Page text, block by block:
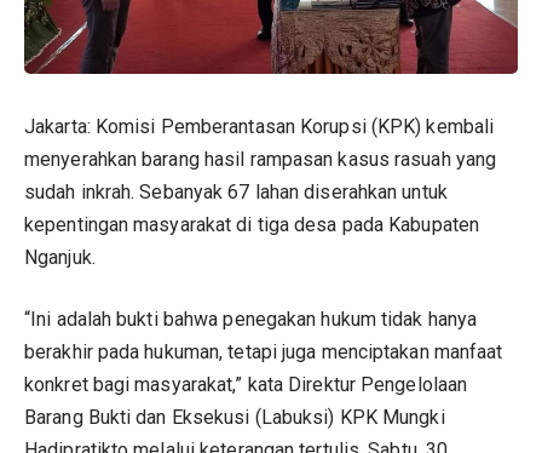
Jakarta: Komisi Pemberantasan Korupsi (KPK) kembali
menyerahkan barang hasil rampasankasus rasuah yang
sudah inkrah. Sebanyak 67 lahan diserahkan untuk
kepentingan masyarakat di tiga desa pada Kabupaten
Nganjuk.
“Ini adalah bukti bahwa penegakan hukum tidak hanya
berakhir pada hukuman, tetapi juga menciptakan manfaat
konkret bagi masyarakat,” kata Direktur Pengelolaan
Barang Bukti dan Eksekusi (Labuksi) KPK Mungki